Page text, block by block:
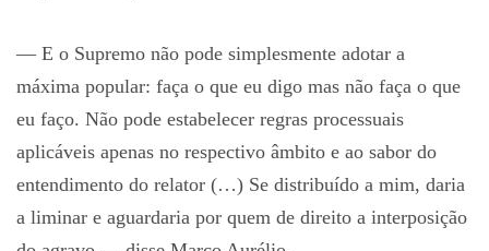
— E o Supremo não pode simplesmente adotar a
máxima popular: faça o que eu digo mas não faça o que
eu faço. Não pode estabelecer regras processuais
aplicáveis apenas no respectivo âmbito e ao sabor do
entendimento do relator (…) Se distribuído a mim, daria
a liminar e aguardaria por quem de direito a interposição